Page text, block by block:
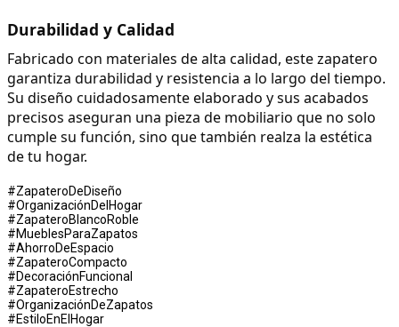
Durabilidad y Calidad
Fabricado con materiales de alta calidad, este zapatero
garantiza durabilidad y resistencia a lo largo del tiempo.
Su diseño cuidadosamente elaborado y sus acabados
precisos aseguran una pieza de mobiliario que no solo
cumple su función, sino que también realza la estética
de tu hogar.
#ZapateroDeDiseño
#OrganizaciónDelHogar
#ZapateroBlancoRoble
#MueblesParaZapatos
#AhorroDeEspacio
#ZapateroCompacto
#DecoraciónFuncional
#ZapateroEstrecho
#OrganizaciónDeZapatos
#EstiloEnElHogar